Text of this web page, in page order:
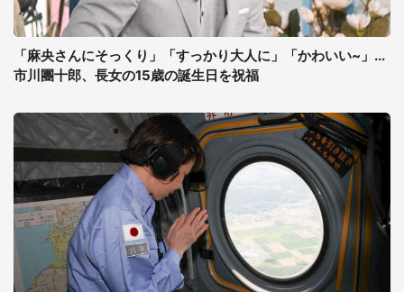
「麻央さんにそっくり」「すっかり大人に」「かわいい~」...
市川團十郎、長女の15歳の誕生日を祝福